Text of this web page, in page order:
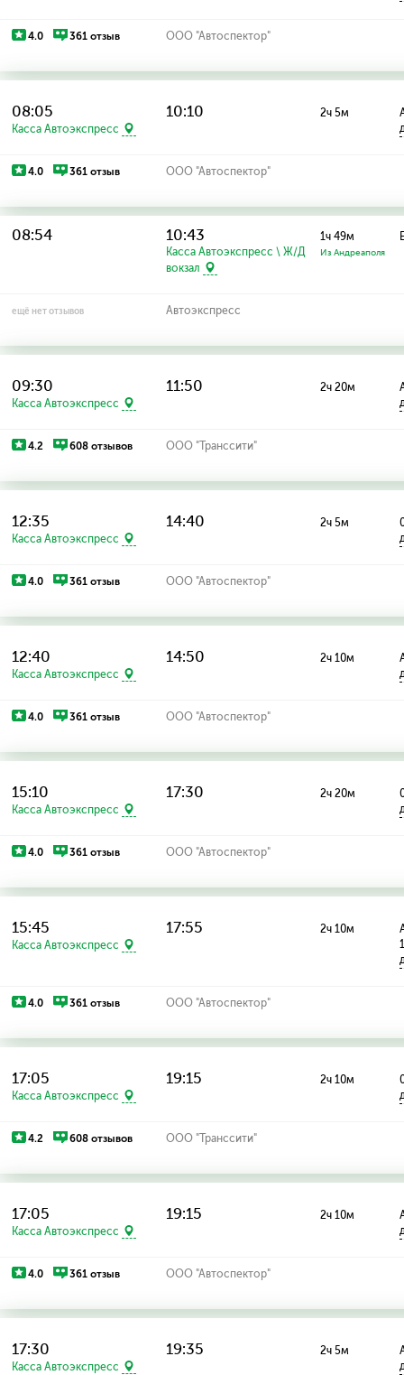
4.0 361 отзыв ООО "Автоспектор"
08:05
Касса Автоэкспресс
10:10 2ч 5м
4.0 361 отзыв ООО "Автоспектор"
08:54 10:43
Касса Автоэкспресс \ Ж/Д
вокзал
1ч 49м
Из Андреаполя
ещё нет отзывов Автоэкспресс
09:30
Касса Автоэкспресс
11:50 2ч 20м
4.2 608 отзывов ООО "Транссити"
12:35
Касса Автоэкспресс
14:40 2ч 5м
4.0 361 отзыв ООО "Автоспектор"
12:40
Касса Автоэкспресс
14:50 2ч 10м
4.0 361 отзыв ООО "Автоспектор"
15:10
Касса Автоэкспресс
17:30 2ч 20м
4.0 361 отзыв ООО "Автоспектор"
15:45
Касса Автоэкспресс
17:55 2ч 10м
4.0 361 отзыв ООО "Автоспектор"
17:05
Касса Автоэкспресс
19:15 2ч 10м
4.2 608 отзывов ООО "Транссити"
17:05
Касса Автоэкспресс
19:15 2ч 10м
4.0 361 отзыв ООО "Автоспектор"
17:30
Касса Автоэкспресс
19:35 2ч 5м